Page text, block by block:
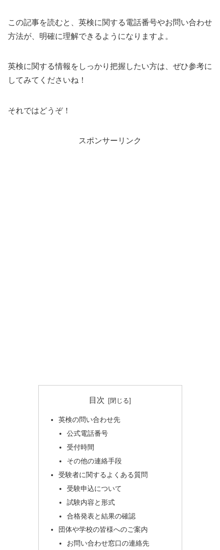
この記事を読むと、英検に関する電話番号やお問い合わせ
方法が、明確に理解できるようになりますよ。
英検に関する情報をしっかり把握したい方は、ぜひ参考に
してみてくださいね！
それではどうぞ！
スポンサーリンク
目次
英検の問い合わせ先
公式電話番号
受付時間
その他の連絡手段
受験者に関するよくある質問
受験申込について
試験内容と形式
合格発表と結果の確認
団体や学校の皆様へのご案内
お問い合わせ窓口の連絡先